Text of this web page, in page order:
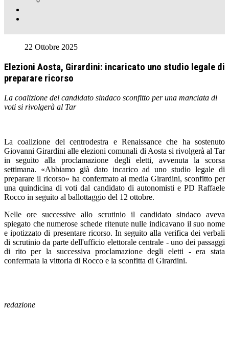
22 Ottobre 2025
Elezioni Aosta, Girardini: incaricato uno studio legale di
preparare ricorso
La coalizione del candidato sindaco sconfitto per una manciata di
voti si rivolgerà al Tar
La coalizione del centrodestra e Renaissance che ha sostenuto
Giovanni Girardini alle elezioni comunali di Aosta si rivolgerà al Tar
in seguito alla proclamazione degli eletti, avvenuta la scorsa
settimana. «Abbiamo già dato incarico ad uno studio legale di
preparare il ricorso» ha confermato ai media Girardini, sconfitto per
una quindicina di voti dal candidato di autonomisti e PD Raffaele
Rocco in seguito al ballottaggio del 12 ottobre.
Nelle ore successive allo scrutinio il candidato sindaco aveva
spiegato che numerose schede ritenute nulle indicavano il suo nome
e ipotizzato di presentare ricorso. In seguito alla verifica dei verbali
di scrutinio da parte dell'ufficio elettorale centrale - uno dei passaggi
di rito per la successiva proclamazione degli eletti - era stata
confermata la vittoria di Rocco e la sconfitta di Girardini.
redazione